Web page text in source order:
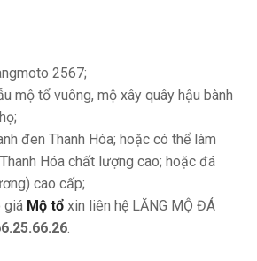
2567;
mộ tổ vuông, mộ xây quây hậu bành
đen Thanh Hóa; hoặc có thể làm
Hóa chất lượng cao; hoặc đá
cao cấp;
giá Mộ tổ xin liên hệ LĂNG MỘ ĐÁ